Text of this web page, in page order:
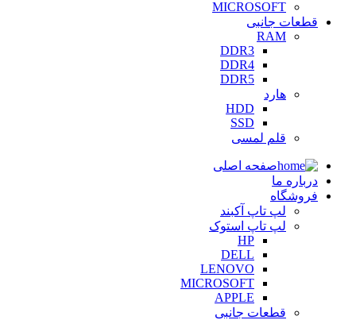
MICROSOFT
قطعات جانبی
RAM
DDR3
DDR4
DDR5
هارد
HDD
SSD
قلم لمسی
صفحه اصلی
درباره ما
فروشگاه
لپ تاپ آکبند
لپ تاپ استوک
HP
DELL
LENOVO
MICROSOFT
APPLE
قطعات جانبی